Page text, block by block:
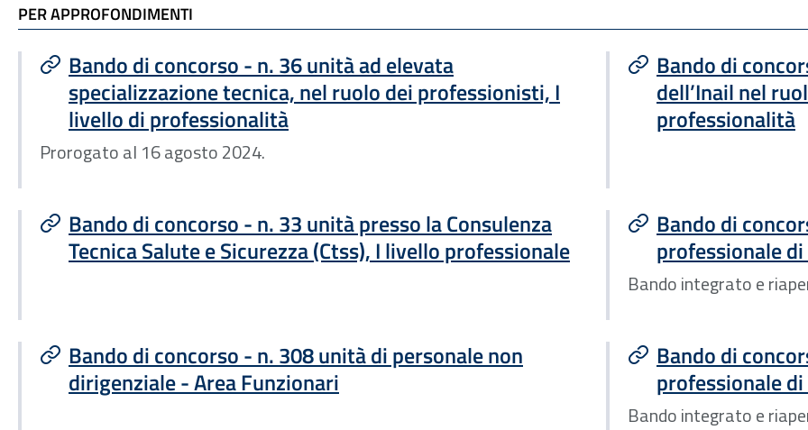
TI POTREBBE INTERESSARE
PER APPROFONDIMENTI
Bando di concorso - n. 36 unità ad elevata
specializzazione tecnica, nel ruolo dei professionisti, I
livello di professionalità
Prorogato al 16 agosto 2024.
Bando di
dell’Inail nel
professionalità
Bando di concorso - n. 33 unità presso la Consulenza
Tecnica Salute e Sicurezza (Ctss), I livello professionale
Bando di
professionale
Bando integrato e
Bando di concorso - n. 308 unità di personale non
dirigenziale - Area Funzionari
Bando di
professionale
Bando integrato e